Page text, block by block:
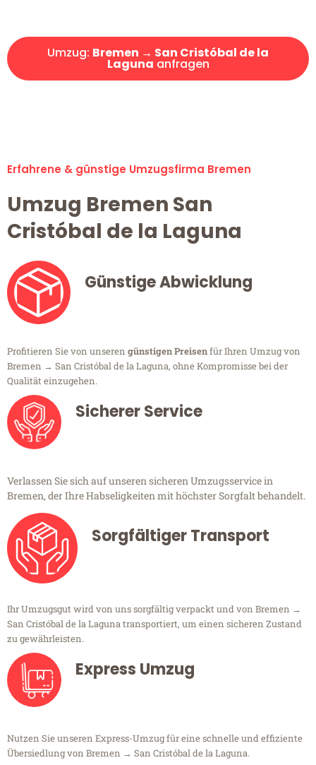
Umzug: Bremen → San Cristóbal de la
Laguna anfragen
Erfahrene & günstige Umzugsfirma Bremen
Umzug Bremen San
Cristóbal de la Laguna
Günstige Abwicklung
Profitieren Sie von unseren günstigen Preisenfür Ihren Umzug von
Bremen → San Cristóbal de la Laguna, ohne Kompromisse bei der
Qualität einzugehen.
Sicherer Service
Verlassen Sie sich auf unseren sicheren Umzugsservice in
Bremen, der Ihre Habseligkeiten mit höchster Sorgfalt behandelt.
Sorgfältiger Transport
Ihr Umzugsgut wird von uns sorgfältig verpackt und von Bremen →
San Cristóbal de la Laguna transportiert, um einen sicheren Zustand
zu gewährleisten.
Express Umzug
Nutzen Sie unseren Express-Umzug für eine schnelle und effiziente
Übersiedlung von Bremen → San Cristóbal de la Laguna.